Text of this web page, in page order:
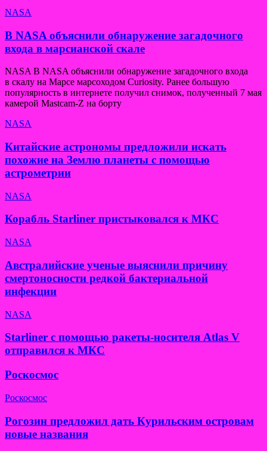
NASA
В NASA объяснили обнаружение загадочного
входа в марсианской скале
NASA В NASA объяснили обнаружение загадочного входа
в скалу на Марсе марсоходом Curiosity. Ранее большую
популярность в интернете получил снимок, полученный 7 мая
камерой Mastcam-Z на борту
NASA
Китайские астрономы предложили искать
похожие на Землю планеты с помощью
астрометрии
NASA
Корабль Starliner пристыковался к МКС
NASA
Австралийские ученые выяснили причину
смертоносности редкой бактериальной
инфекции
NASA
Starliner с помощью ракеты-носителя Atlas V
отправился к МКС
Роскосмос
Роскосмос
Рогозин предложил дать Курильским островам
новые названия